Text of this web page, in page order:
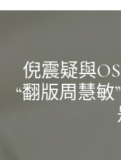
倪震疑與
“翻版周慧